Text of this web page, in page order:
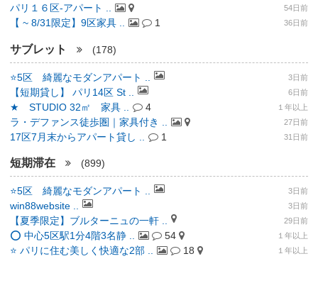
パリ１６区-アパート .. 54日前
【 ~ 8/31限定】9区家具 .. 1 36日前
サブレット (178)
⭐️5区 綺麗なモダンアパート .. 3日前
【短期貸し】 パリ14区 St .. 6日前
★ STUDIO 32㎡ 家具 .. 4 １年以上
ラ・デファンス徒歩圏｜家具付き .. 27日前
17区7月末からアパート貸し .. 1 31日前
短期滞在 (899)
⭐️5区 綺麗なモダンアパート .. 3日前
win88website .. 3日前
【夏季限定】ブルターニュの一軒 .. 29日前
⭕️ 中心5区駅1分4階3名静 .. 54 １年以上
⭐ パリに住む美しく快適な2部 .. 18 １年以上